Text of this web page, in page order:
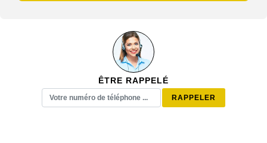
ÊTRE RAPPELÉ